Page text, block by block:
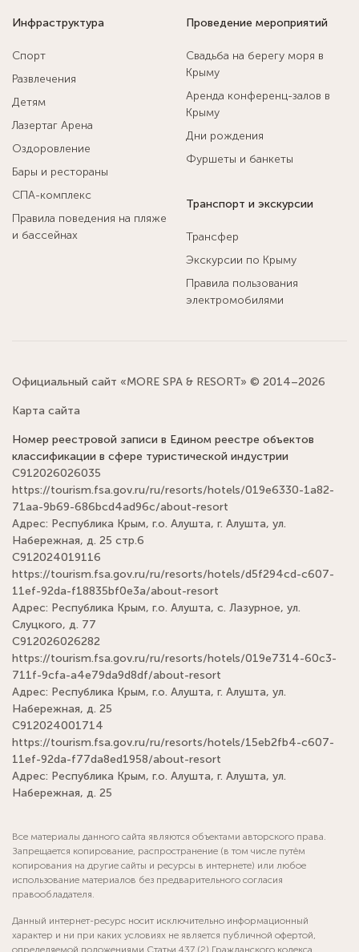
Инфраструктура
Спорт
Развлечения
Детям
Лазертаг Арена
Оздоровление
Бары и рестораны
СПА-комплекс
Правила поведения на пляже
и бассейнах
Проведение мероприятий
Свадьба на берегу моря в
Крыму
Аренда конференц-залов в
Крыму
Дни рождения
Фуршеты и банкеты
Транспорт и экскурсии
Трансфер
Экскурсии по Крыму
Правила пользования
электромобилями
Официальный сайт «MORE SPA & RESORT» © 2014–2026
Карта сайта
Номер реестровой записи в Едином реестре объектов
классификации в сфере туристической индустрии
С912026026035
https://tourism.fsa.gov.ru/ru/resorts/hotels/019e6330-1a82-
71aa-9b69-686bcd4ad96c/about-resort
Адрес: Республика Крым, г.о. Алушта, г. Алушта, ул.
Набережная, д. 25 стр.6
С912024019116
https://tourism.fsa.gov.ru/ru/resorts/hotels/d5f294cd-c607-
11ef-92da-f18835bf0e3a/about-resort
Адрес: Республика Крым, г.о. Алушта, с. Лазурное, ул.
Слуцкого, д. 77
С912026026282
https://tourism.fsa.gov.ru/ru/resorts/hotels/019e7314-60c3-
711f-9cfa-a4e79da9d8df/about-resort
Адрес: Республика Крым, г.о. Алушта, г. Алушта, ул.
Набережная, д. 25
С912024001714
https://tourism.fsa.gov.ru/ru/resorts/hotels/15eb2fb4-c607-
11ef-92da-f77da8ed1958/about-resort
Адрес: Республика Крым, г.о. Алушта, г. Алушта, ул.
Набережная, д. 25
Все материалы данного сайта являются объектами авторского права.
Запрещается копирование, распространение (в том числе путём
копирования на другие сайты и ресурсы в интернете) или любое
использование материалов без предварительного согласия
правообладателя.
Данный интернет-ресурс носит исключительно информационный
характер и ни при каких условиях не является публичной офертой,
определяемой положениями Статьи 437 (2) Гражданского кодекса